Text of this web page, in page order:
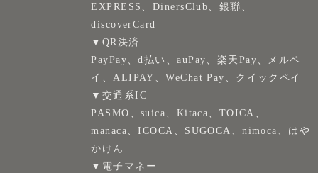
EXPRESS、DinersClub、銀聯、
discoverCard
▼QR決済
PayPay、d払い、auPay、楽天Pay、メルペ
イ、ALIPAY、WeChat Pay、クイックペイ
▼交通系IC
PASMO、suica、Kitaca、TOICA、
manaca、ICOCA、SUGOCA、nimoca、はや
かけん
▼電子マネー